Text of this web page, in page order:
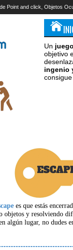
Point and click, Objetos
Un
objetivo
ingenio
es que estás
objetos y resolviendo
algún lugar, no